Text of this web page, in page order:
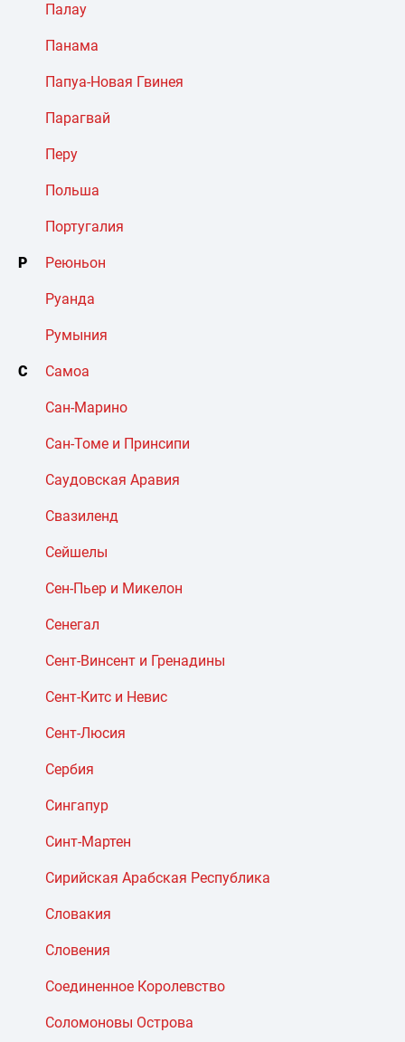
Палау
Панама
Папуа-Новая Гвинея
Парагвай
Перу
Польша
Португалия
Р Реюньон
Руанда
Румыния
С Самоа
Сан-Марино
Сан-Томе и Принсипи
Саудовская Аравия
Свазиленд
Сейшелы
Сен-Пьер и Микелон
Сенегал
Сент-Винсент и Гренадины
Сент-Китс и Невис
Сент-Люсия
Сербия
Сингапур
Синт-Мартен
Сирийская Арабская Республика
Словакия
Словения
Соединенное Королевство
Соломоновы Острова